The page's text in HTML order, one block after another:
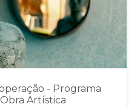
- Programa
Artística